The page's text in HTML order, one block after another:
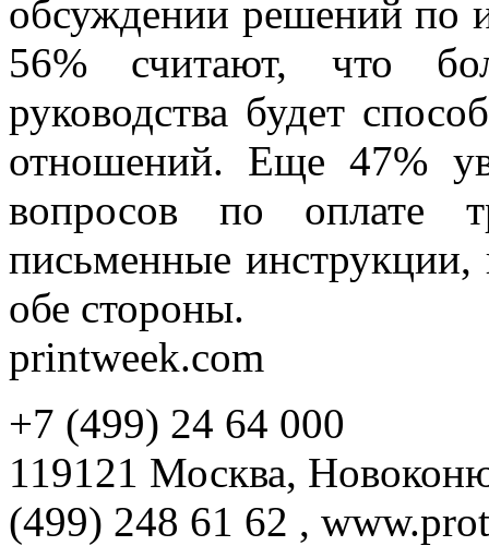
обсуждении решений по
56% считают, что
руководства будет
отношений. Еще 47%
вопросов по оплате
письменные инструкции,
обе стороны.
printweek.com
+7 (499) 24 64 000
119121 Москва,
(499) 248 61 62 ,